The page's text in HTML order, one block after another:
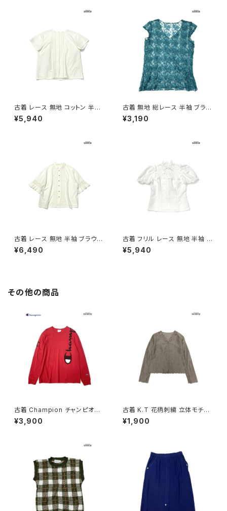
古着 レース 無地 コットン 半袖
ブラウス パステル 黄 (ttu2605
034)
¥5,940
古着 無地 総レース 半袖 ブラウ
ス 緑 (ttu2606009)
¥3,190
古着 レース 無地 半袖 ブラウス
ベージュ (ttu2605032)
¥6,490
古着 フリル レース 無地 半袖 ブ
ラウス 白 (ttu2605031)
¥5,940
その他の商品
古着 Champion チャンピオン
ロゴ ブランドロゴ コットン10
0％ 長袖 Ｔシャツ 赤 (ttu2501
¥3,900
古着 K.T 花柄刺繍 立体モチー
フ 前開き 無地 リネン 長袖 ブラ
ウス こげ茶 (ttu2509069)
¥1,900